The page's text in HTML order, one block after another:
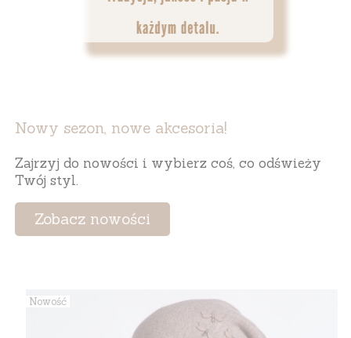
Nowy sezon, nowe akcesoria!
Zajrzyj do nowości i wybierz coś, co odświeży
Twój styl.
Zobacz nowości
Nowość